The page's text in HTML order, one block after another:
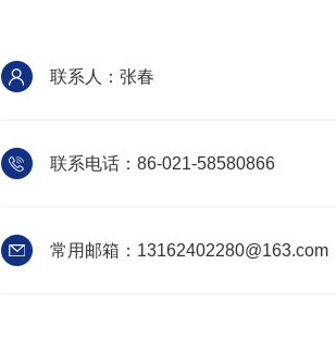
联系人：张春
联系电话：86-021-58580866
常用邮箱：13162402280@163.com